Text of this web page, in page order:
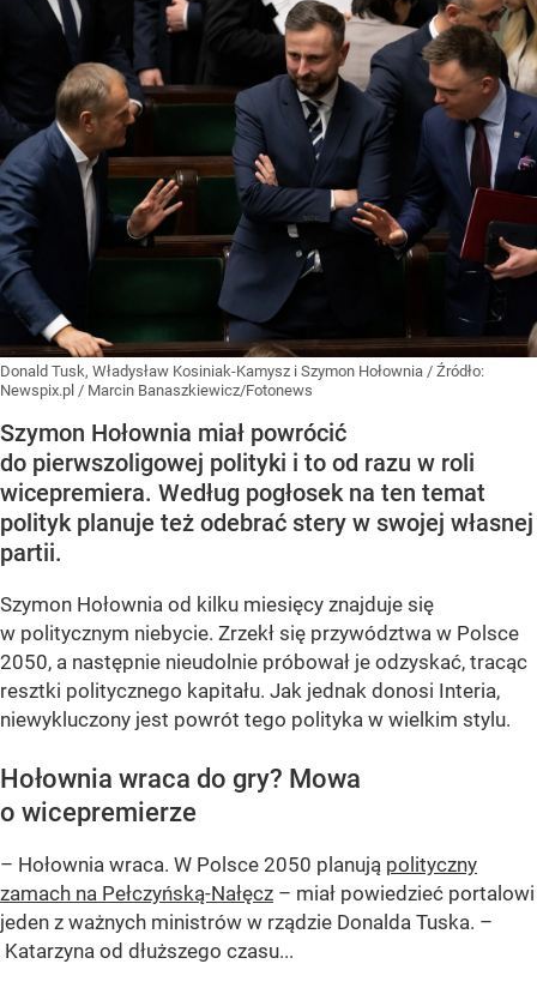
Donald Tusk, Władysław Kosiniak-Kamysz i Szymon Hołownia / Źródło:
Newspix.pl / Marcin Banaszkiewicz/Fotonews
Szymon Hołownia miał powrócić
do pierwszoligowej polityki i to od razu w roli
wicepremiera. Według pogłosek na ten temat
polityk planuje też odebrać stery w swojej własnej
partii.
Szymon Hołownia od kilku miesięcy znajduje się
w politycznym niebycie. Zrzekł się przywództwa w Polsce
2050, a następnie nieudolnie próbował je odzyskać, tracąc
resztki politycznego kapitału. Jak jednak donosi Interia,
niewykluczony jest powrót tego polityka w wielkim stylu.
Hołownia wraca do gry? Mowa
o wicepremierze
– Hołownia wraca. W Polsce 2050 planują polityczny
zamach na Pełczyńską-Nałęcz – miał powiedzieć portalowi
jeden z ważnych ministrów w rządzie Donalda Tuska. –
Katarzyna od dłuższego czasu...